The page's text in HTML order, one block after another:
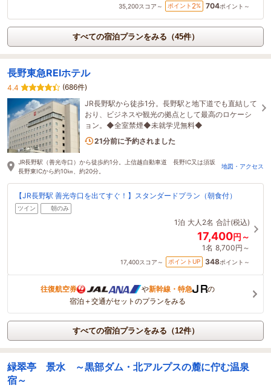
35,200スコア～ ポイント 2% 704ポイント～
すべての宿泊プランをみる（45件）
長野東急REIホテル
4.4
(686件)
JR長野駅から徒歩1分。長野駅と地下道でも直結して
おり、ビジネスや観光の拠点として最高のロケーシ
ョン。◆全室禁煙◆未就学児無料◆
1名がこの宿を見ています
JR長野駅（善光寺口）から徒歩約1分。上信越自動車道 長野IC又は須坂
長野東ICから約10㎞、約20分。
地図・アクセス
【JR長野駅 善光寺口を出てすぐ！】スタンダードプラン（朝食付）
ツイン 朝のみ
1泊 大人2名 合計(税込)
17,400円～
1名 8,700円～
17,400スコア～ ポイントUP 348ポイント～
往復航空券 や新幹線・特急
の
宿泊＋交通がセットのプランをみる
すべての宿泊プランをみる（12件）
緑翠亭 景水 ～黒部ダム・北アルプスの麓に佇む温泉
宿～